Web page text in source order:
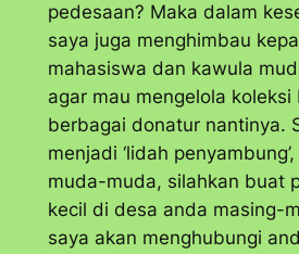
pedesaan? Maka dalam
saya juga menghimbau
mahasiswa dan kawula
agar mau mengelola
berbagai donatur nantinya.
menjadi ‘lidah
muda-muda, silahkan buat
kecil di desa anda masing-
saya akan menghubungi